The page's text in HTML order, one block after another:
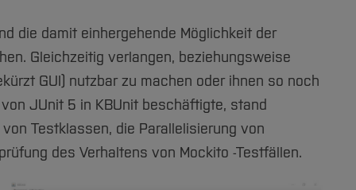
die damit einhergehende Möglichkeit der
Gleichzeitig verlangen, beziehungsweise
GUI) nutzbar zu machen oder ihnen so noch
JUnit 5 in KBUnit beschäftigte, stand
Testklassen, die Parallelisierung von
des Verhaltens von Mockito -Testfällen.